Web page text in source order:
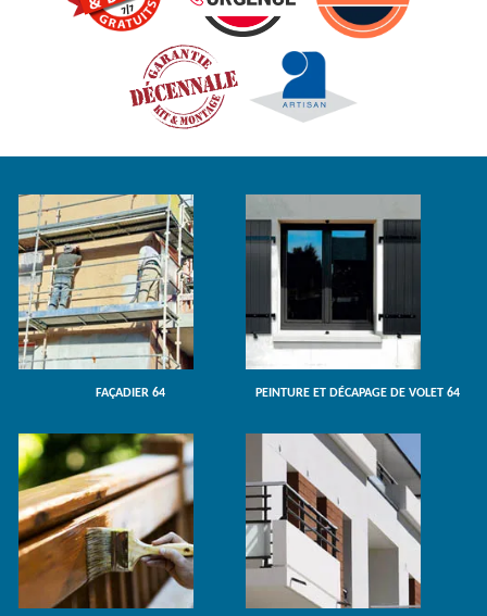
FAÇADIER 64 PEINTURE ET DÉCAPAGE DE VOLET 64